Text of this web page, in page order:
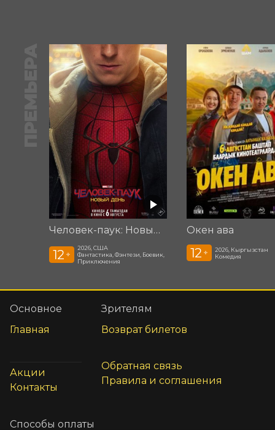
Человек-паук: Новый день
12 +
2026, США
Фантастика, Фэнтези, Боевик,
Приключения
Окен ава
12 +
2026, Кыргызстан
Комедия
Основное
Главная
Акции
Контакты
Зрителям
Возврат билетов
Обратная связь
Правила и соглашения
Способы оплаты